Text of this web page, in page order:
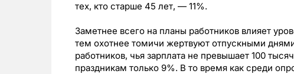
тех, кто старше 45 лет, — 11%.
Заметнее всего на планы работников влияет
тем охотнее томичи жертвуют отпускными
работников, чья зарплата не превышает 100
праздникам только 9%. В то время как среди